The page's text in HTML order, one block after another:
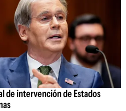
de intervención de Estados